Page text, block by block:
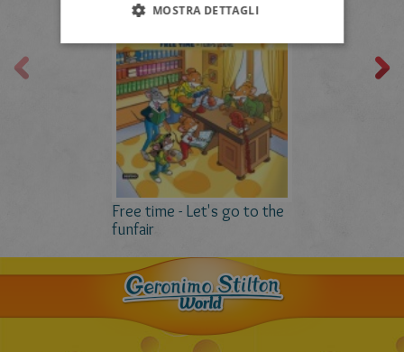
Free time - Let's go to the
funfair
MOSTRA DETTAGLI